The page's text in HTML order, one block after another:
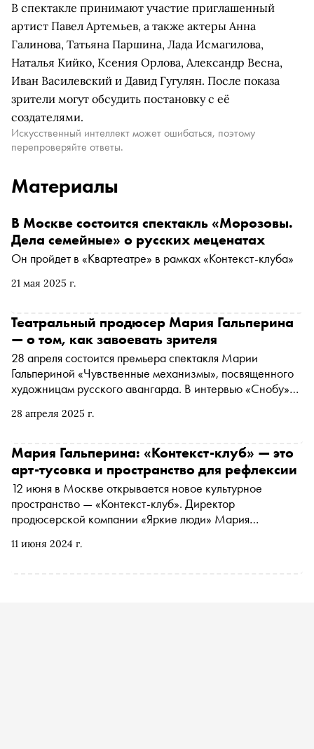
В спектакле принимают участие приглашенный
артист Павел Артемьев, а также актеры Анна
Галинова, Татьяна Паршина, Лада Исмагилова,
Наталья Кийко, Ксения Орлова, Александр Весна,
Иван Василевский и Давид Гугулян. После показа
зрители могут обсудить постановку с её
создателями.
Искусственный интеллект может ошибаться, поэтому
перепроверяйте ответы.
Материалы
21 мая 2025 г.
В Москве состоится спектакль «Морозовы.
Дела семейные» о русских меценатах
Он пройдет в «Квартеатре» в рамках «Контекст-клуба»
28 апреля 2025 г.
Театральный продюсер Мария Гальперина
— о том, как завоевать зрителя
28 апреля состоится премьера спектакля Марии
Гальпериной «Чувственные механизмы», посвященного
художницам русского авангарда. В интервью «Снобу»
бульвар» рассказывает о независимых постановках,
нужны театральные фестивали
11 июня 2024 г.
Мария Гальперина: «Контекст-клуб» — это
арт-тусовка и пространство для рефлексии
12 июня в Москве открывается новое культурное
пространство — «Контекст-клуб». Директор
продюсерской компании «Яркие люди» Мария
это место, какие экспериментальные арт-практики в нем